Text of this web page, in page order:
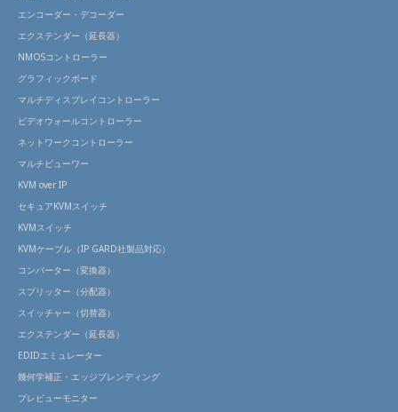
エンコーダー・デコーダー
エクステンダー（延長器）
NMOSコントローラー
グラフィックボード
マルチディスプレイコントローラー
ビデオウォールコントローラー
ネットワークコントローラー
マルチビューワー
KVM over IP
セキュアKVMスイッチ
KVMスイッチ
KVMケーブル（IP GARD社製品対応）
コンバーター（変換器）
スプリッター（分配器）
スイッチャー（切替器）
エクステンダー（延長器）
EDIDエミュレーター
幾何学補正・エッジブレンディング
プレビューモニター